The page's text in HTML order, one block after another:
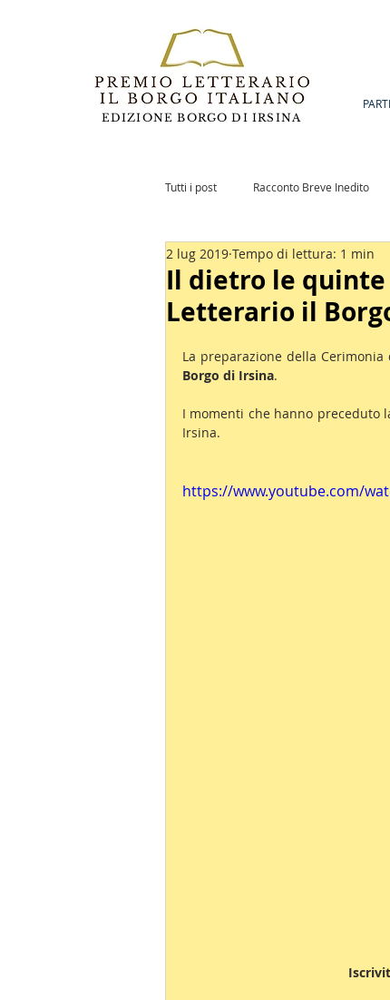
EDIZIONE BORGO DI IRSINA
Tutti i post Racconto Breve Inedito
Romanzo Inedito Notizie
Il dietro le
Letterario il
2 lug 2019 Tempo di lettura: 1 min
La preparazione della Cerimonia
Borgo di Irsina.
I momenti che hanno preceduto
Irsina.
https://www.youtube.com/